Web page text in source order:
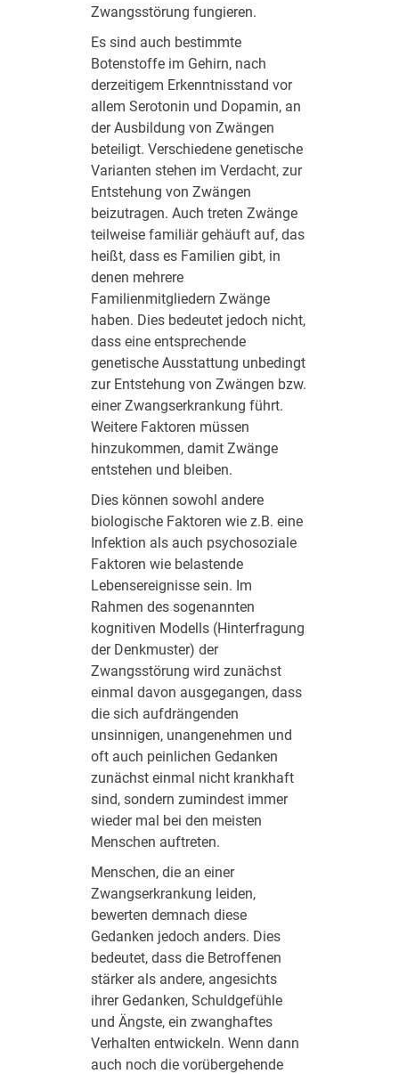
Zwangsstörung fungieren.
Es sind auch bestimmte
Botenstoffe im Gehirn, nach
derzeitigem Erkenntnisstand vor
allem Serotonin und Dopamin, an
der Ausbildung von Zwängen
beteiligt. Verschiedene genetische
Varianten stehen im Verdacht, zur
Entstehung von Zwängen
beizutragen. Auch treten Zwänge
teilweise familiär gehäuft auf, das
heißt, dass es Familien gibt, in
denen mehrere
Familienmitgliedern Zwänge
haben. Dies bedeutet jedoch nicht,
dass eine entsprechende
genetische Ausstattung unbedingt
zur Entstehung von Zwängen bzw.
einer Zwangserkrankung führt.
Weitere Faktoren müssen
hinzukommen, damit Zwänge
entstehen und bleiben.
Dies können sowohl andere
biologische Faktoren wie z.B. eine
Infektion als auch psychosoziale
Faktoren wie belastende
Lebensereignisse sein. Im
Rahmen des sogenannten
kognitiven Modells (Hinterfragung
der Denkmuster) der
Zwangsstörung wird zunächst
einmal davon ausgegangen, dass
die sich aufdrängenden
unsinnigen, unangenehmen und
oft auch peinlichen Gedanken
zunächst einmal nicht krankhaft
sind, sondern zumindest immer
wieder mal bei den meisten
Menschen auftreten.
Menschen, die an einer
Zwangserkrankung leiden,
bewerten demnach diese
Gedanken jedoch anders. Dies
bedeutet, dass die Betroffenen
stärker als andere, angesichts
ihrer Gedanken, Schuldgefühle
und Ängste, ein zwanghaftes
Verhalten entwickeln. Wenn dann
auch noch die vorübergehende